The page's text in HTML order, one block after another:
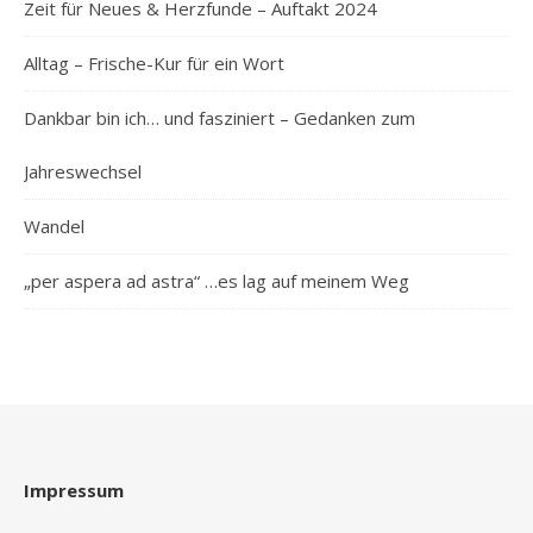
Zeit für Neues & Herzfunde – Auftakt 2024
Alltag – Frische-Kur für ein Wort
Dankbar bin ich… und fasziniert – Gedanken zum
Jahreswechsel
Wandel
„per aspera ad astra“ …es lag auf meinem Weg
Impressum